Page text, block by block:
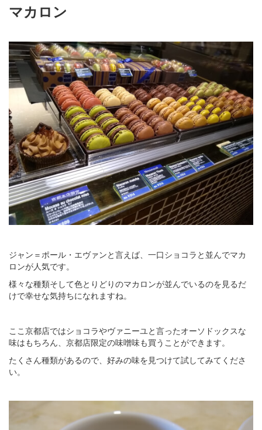
マカロン
ジャン＝ポール・エヴァンと言えば、一口ショコラと並んでマカ
ロンが人気です。
様々な種類そして色とりどりのマカロンが並んでいるのを見るだ
けで幸せな気持ちになれますね。
ここ京都店ではショコラやヴァニーユと言ったオーソドックスな
味はもちろん、京都店限定の味噌味も買うことができます。
たくさん種類があるので、好みの味を見つけて試してみてくださ
い。